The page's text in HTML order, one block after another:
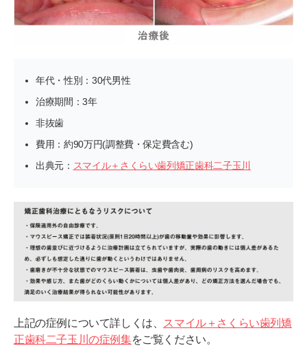
年代・性別：30代男性
治療期間：3年
非抜歯
費用：約90万円(調整費・保定費含む)
出典元： スマイル＋さくらい歯列矯正歯科二子玉川
上記の症例について詳しくは、 スマイル＋さくらい歯列矯
正歯科二子玉川の症例集をご覧ください。